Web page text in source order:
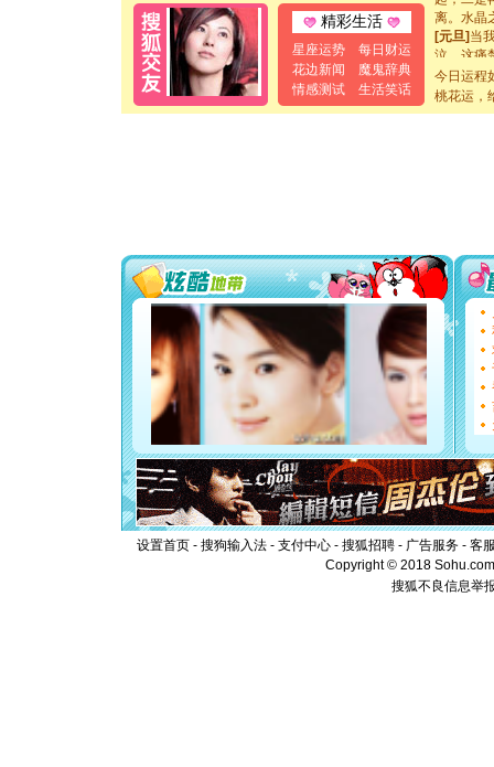
精彩生活
星座运势
每日财运
花边新闻
魔鬼辞典
情感测试
生活笑话
离。水晶
[元旦]当
泣，这痛
卖了。
[春节]风
颜！冬去
[圣诞节]
能正大光
都要快乐
[圣诞节]
如意,快
[元旦]
看
断电。
你是我
[元旦]
如
起；二
离。水
[元旦]当
泣，这痛
卖了。水
[春节]风
颜！冬去
道一声平
[春节]传
片叶子是
今日运程
桃花运，
设置首页 - 搜狗输入法 - 支付中心 - 搜狐招聘 - 广告服务 - 客
Copyright © 2018
搜狐不良信息举